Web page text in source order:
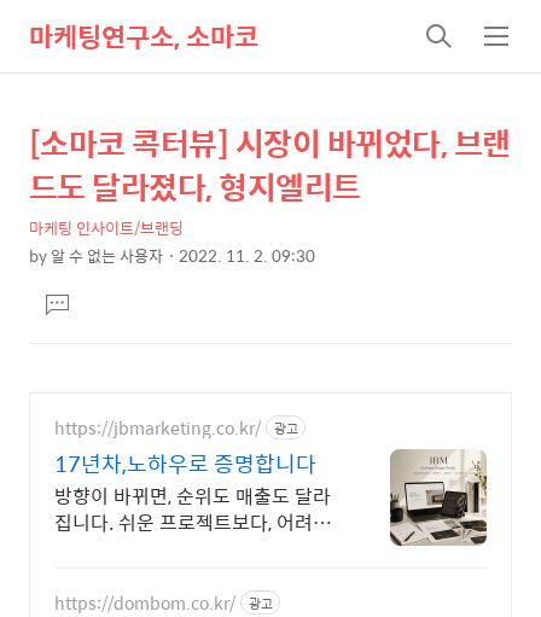
마케팅연구소, 소마코
검
색
메
뉴
상
세
컨
텐
본
문
제
목
[소마코 콕터뷰] 시장이 바뀌었다, 브랜
드도 달라졌다, 형지엘리트
마케팅 인사이트/브랜딩
by알 수 없는 사용자 2022. 11. 2. 09:30
문댓
글
https://jbmarketing.co.kr/ 광고
17년차,노하우로 증명합니다
방향이 바뀌면, 순위도 매출도 달라
집니다. 쉬운 프로젝트보다, 어려운
https://dombom.co.kr/ 광고